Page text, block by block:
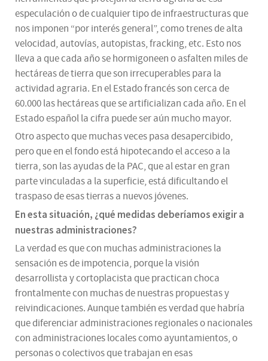
especulación o de cualquier tipo de infraestructuras que
nos imponen “por interés general”, como trenes de alta
velocidad, autovías, autopistas, fracking, etc. Esto nos
lleva a que cada año se hormigoneen o asfalten miles de
hectáreas de tierra que son irrecuperables para la
actividad agraria. En el Estado francés son cerca de
60.000 las hectáreas que se artificializan cada año. En el
Estado español la cifra puede ser aún mucho mayor.
Otro aspecto que muchas veces pasa desapercibido,
pero que en el fondo está hipotecando el acceso a la
tierra, son las ayudas de la PAC, que al estar en gran
parte vinculadas a la superficie, está dificultando el
traspaso de esas tierras a nuevos jóvenes.
En esta situación, ¿qué medidas deberíamos exigir a
nuestras administraciones?
La verdad es que con muchas administraciones la
sensación es de impotencia, porque la visión
desarrollista y cortoplacista que practican choca
frontalmente con muchas de nuestras propuestas y
reivindicaciones. Aunque también es verdad que habría
que diferenciar administraciones regionales o nacionales
con administraciones locales como ayuntamientos, o
personas o colectivos que trabajan en esas